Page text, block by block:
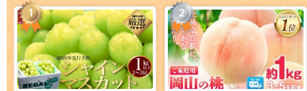
1 2